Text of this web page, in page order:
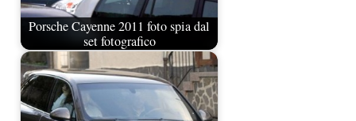
Porsche Cayenne 2011 foto spia dal
set fotografico